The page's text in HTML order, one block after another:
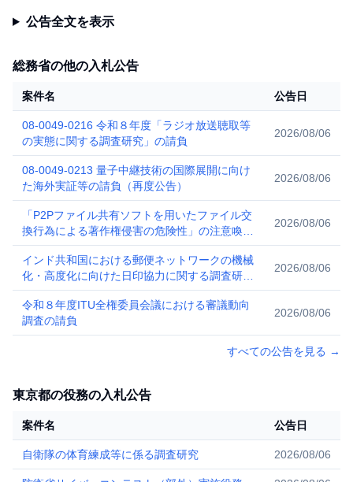
公告全文を表示
総務省の他の入札公告
案件名 公告日
08-0049-0216 令和８年度「ラジオ放送聴取等
の実態に関する調査研究」の請負
2026/08/06
08-0049-0213 量子中継技術の国際展開に向け
た海外実証等の請負（再度公告）
2026/08/06
「P2Pファイル共有ソフトを用いたファイル交
換行為による著作権侵害の危険性」の注意喚起
に関する周知広報業務（長尺動画及び検索連動
型広告の配信）の請負
2026/08/06
インド共和国における郵便ネットワークの機械
化・高度化に向けた日印協力に関する調査研究
の請負
2026/08/06
令和８年度ITU全権委員会議における審議動向
調査の請負
2026/08/06
すべての公告を見る →
東京都の役務の入札公告
案件名 公告日
自衛隊の体育練成等に係る調査研究 2026/08/06